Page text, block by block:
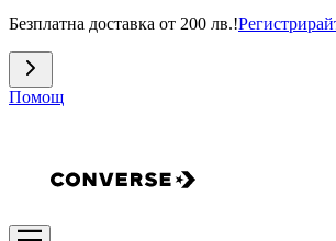
Безплатна доставка от 200 лв.!
Помощ